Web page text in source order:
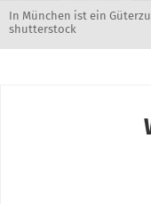
In München ist ein
shutterstock